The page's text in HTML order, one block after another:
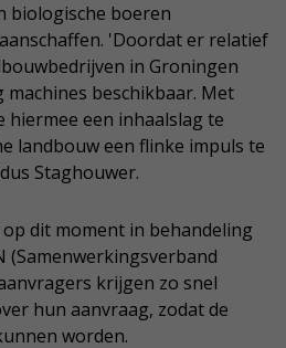
biologische boeren
'Doordat er relatief
in Groningen
beschikbaar. Met
hiermee een inhaalslag te
landbouw een flinke impuls te
Staghouwer.
dit moment in behandeling
(Samenwerkingsverband
krijgen zo snel
hun aanvraag, zodat de
worden.